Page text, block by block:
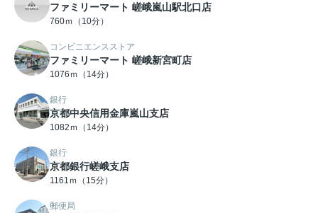
ファミリーマート 嵯峨嵐山駅北口店
760ｍ（10分）
コンビニエンスストア
ファミリーマート 嵯峨新宮町店
1076ｍ（14分）
銀行
京都中央信用金庫嵐山支店
1082ｍ（14分）
銀行
京都銀行嵯峨支店
1161ｍ（15分）
郵便局